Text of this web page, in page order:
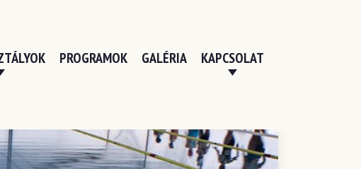
PROGRAMOK GALÉRIA KAPCSOLAT